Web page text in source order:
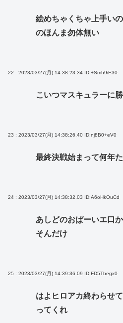
絵めちゃくちゃ上手い
のほんま勿体無い
22 : 2023/03/27(月) 14:38:23.34 ID:+Smh9iE30
こいつマスキュラーに
23 : 2023/03/27(月) 14:38:26.40 ID:nj8B0+eV0
最終決戦始まって何年
24 : 2023/03/27(月) 14:38:32.03 ID:A6oHkOuCd
あしどのおぱーいエ口
そんだけ
25 : 2023/03/27(月) 14:39:36.09 ID:FD5Tbegx0
はよヒロアカ終わらせ
ってくれ